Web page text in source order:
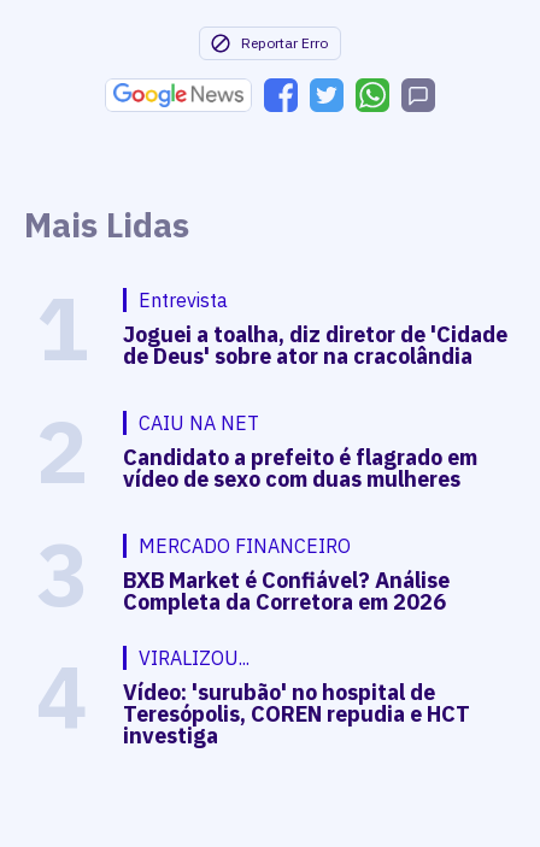
Reportar Erro
Mais Lidas
1 Entrevista
Joguei a toalha, diz diretor de 'Cidade
de Deus' sobre ator na cracolândia
2 CAIU NA NET
Candidato a prefeito é flagrado em
vídeo de sexo com duas mulheres
3 MERCADO FINANCEIRO
BXB Market é Confiável? Análise
Completa da Corretora em 2026
4 VIRALIZOU...
Vídeo: 'surubão' no hospital de
Teresópolis, COREN repudia e HCT
investiga